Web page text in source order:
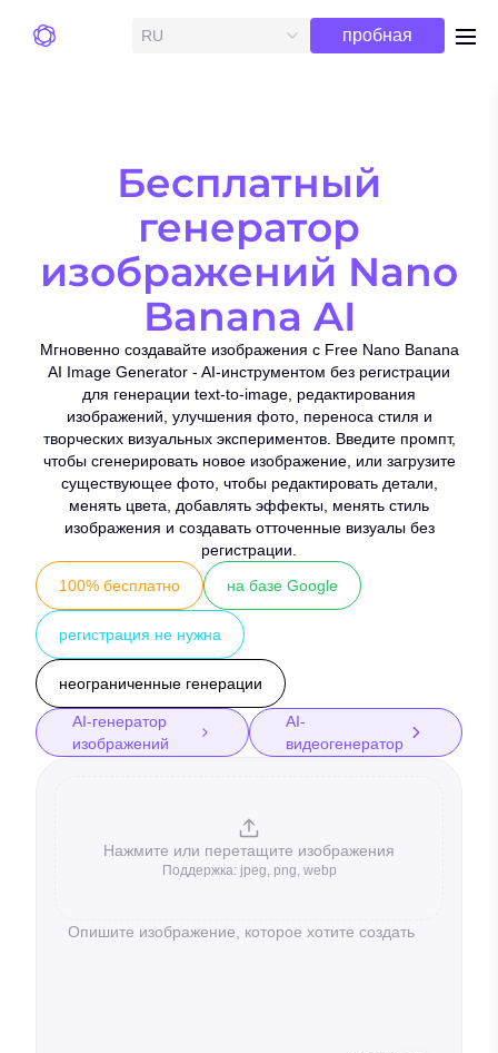
RU
пробная
Бесплатный
генератор
изображений Nano
Banana AI
Мгновенно создавайте изображения с Free Nano Banana
AI Image Generator - AI-инструментом без регистрации
для генерации text-to-image, редактирования
изображений, улучшения фото, переноса стиля и
творческих визуальных экспериментов. Введите промпт,
чтобы сгенерировать новое изображение, или загрузите
существующее фото, чтобы редактировать детали,
менять цвета, добавлять эффекты, менять стиль
изображения и создавать отточенные визуалы без
регистрации.
100% бесплатно
на базе Google
регистрация не нужна
неограниченные генерации
AI-генератор
изображений
AI-
видеогенератор
Нажмите или перетащите изображения
Поддержка: jpeg, png, webp
Нажмите или перетащите изображения